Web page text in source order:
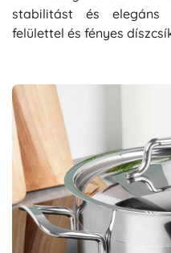
stabilitást és elegáns
felülettel és fényes